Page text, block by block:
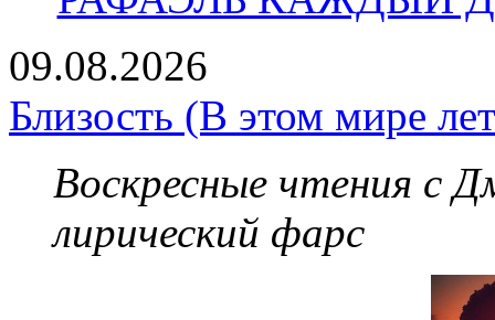
09.08.2026
Близость (В этом мире
Воскресные чтения с
лирический фарс